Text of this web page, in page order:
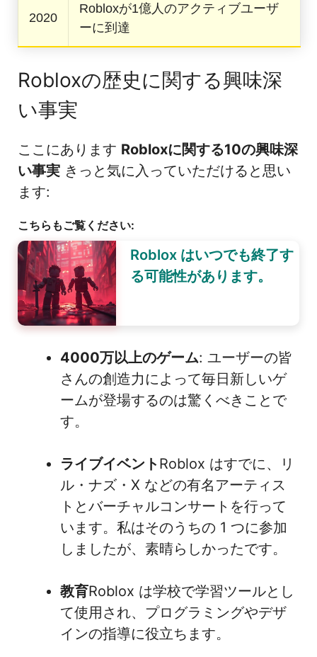
2020
Robloxが1億人のアクティブユーザ
ーに到達
Robloxの歴史に関する興味深
い事実
ここにあります Robloxに関する10の興味深
い事実 きっと気に入っていただけると思い
ます:
こちらもご覧ください:
Roblox はいつでも終了す
る可能性があります。
4000万以上のゲーム: ユーザーの皆
さんの創造力によって毎日新しいゲ
ームが登場するのは驚くべきことで
す。
ライブイベント Roblox はすでに、リ
ル・ナズ・X などの有名アーティス
トとバーチャルコンサートを行って
います。私はそのうちの 1 つに参加
しましたが、素晴らしかったです。
教育Roblox は学校で学習ツールとし
て使用され、プログラミングやデザ
インの指導に役立ちます。